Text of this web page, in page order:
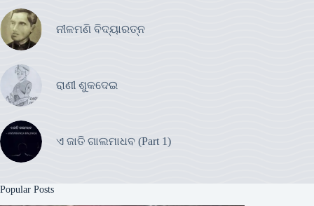
ନୀଳମଣି ବିଦ୍ୟାରତ୍ନ
ରାଣୀ ଶୁକଦେଇ
ଏ ଜାତି ଗାଲମାଧବ (Part 1)
Popular Posts